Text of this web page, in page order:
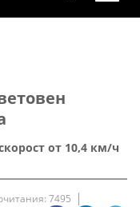
от 10,4 км/ч
7495